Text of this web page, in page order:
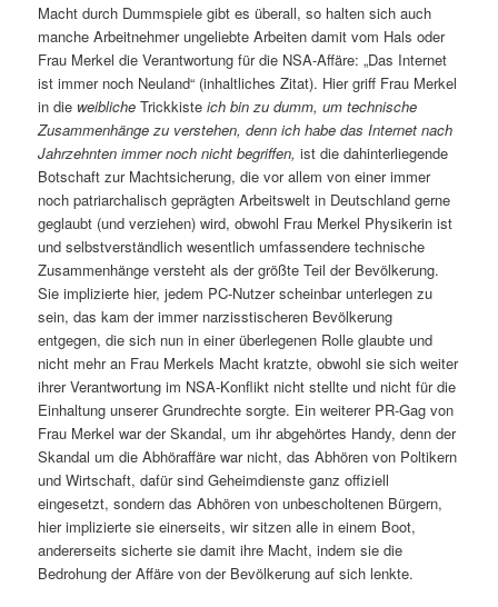
Macht durch Dummspiele gibt es überall, so halten sich auch
manche Arbeitnehmer ungeliebte Arbeiten damit vom Hals oder
Frau Merkel die Verantwortung für die NSA-Affäre: „Das Internet
ist immer noch Neuland“ (inhaltliches Zitat). Hier griff Frau Merkel
in die weibliche Trickkisteich bin zu dumm, um technische
Zusammenhänge zu verstehen, denn ich habe das Internet nach
Jahrzehnten immer noch nicht begriffen, ist die dahinterliegende
Botschaft zur Machtsicherung, die vor allem von einer immer
noch patriarchalisch geprägten Arbeitswelt in Deutschland gerne
geglaubt (und verziehen) wird, obwohl Frau Merkel Physikerin ist
und selbstverständlich wesentlich umfassendere technische
Zusammenhänge versteht als der größte Teil der Bevölkerung.
Sie implizierte hier, jedem PC-Nutzer scheinbar unterlegen zu
sein, das kam der immer narzisstischeren Bevölkerung
entgegen, die sich nun in einer überlegenen Rolle glaubte und
nicht mehr an Frau Merkels Macht kratzte, obwohl sie sich weiter
ihrer Verantwortung im NSA-Konflikt nicht stellte und nicht für die
Einhaltung unserer Grundrechte sorgte. Ein weiterer PR-Gag von
Frau Merkel war der Skandal, um ihr abgehörtes Handy, denn der
Skandal um die Abhöraffäre war nicht, das Abhören von Poltikern
und Wirtschaft, dafür sind Geheimdienste ganz offiziell
eingesetzt, sondern das Abhören von unbescholtenen Bürgern,
hier implizierte sie einerseits, wir sitzen alle in einem Boot,
andererseits sicherte sie damit ihre Macht, indem sie die
Bedrohung der Affäre von der Bevölkerung auf sich lenkte.